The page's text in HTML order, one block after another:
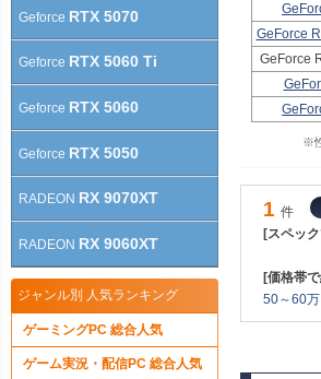
GeForce
GeForce
※
1 件
[スペッ
[価格帯
50～60
Geforce RTX 5070
Geforce RTX 5060 Ti
Geforce RTX 5060
Geforce RTX 5050
RADEON RX 9070XT
RADEON RX 9060XT
ジャンル別 人気ランキング
ゲーミングPC 総合人気
ゲーム実況・配信PC 総合人気